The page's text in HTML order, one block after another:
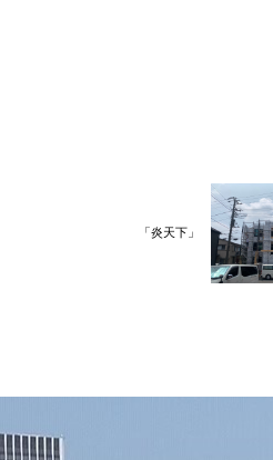
「炎天下」